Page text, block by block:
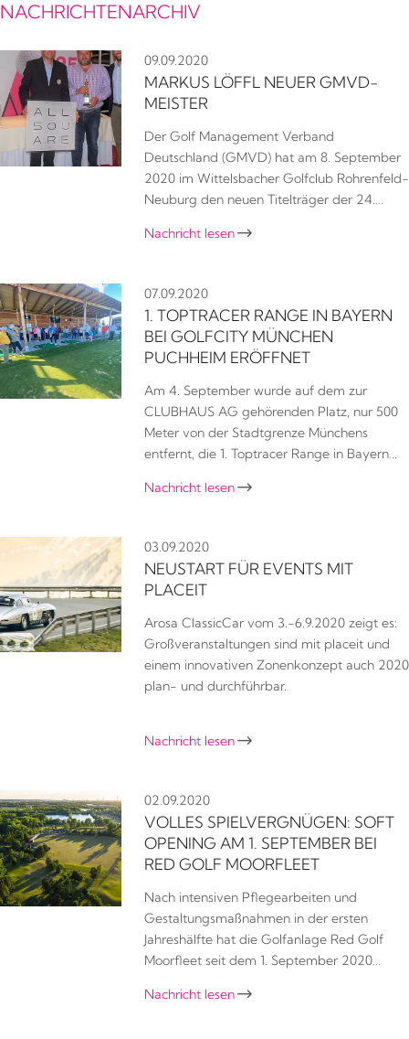
NACHRICHTENARCHIV
09.09.2020
MARKUS LÖFFL NEUER GMVD-
MEISTER
Der Golf Management Verband
Deutschland (GMVD) hat am 8. September
2020 im Wittelsbacher Golfclub Rohrenfeld-
Neuburg den neuen Titelträger der 24.…
Nachricht lesen 
07.09.2020
1. TOPTRACER RANGE IN BAYERN
BEI GOLFCITY MÜNCHEN
PUCHHEIM ERÖFFNET
Am 4. September wurde auf dem zur
CLUBHAUS AG gehörenden Platz, nur 500
Meter von der Stadtgrenze Münchens
entfernt, die 1. Toptracer Range in Bayern…
Nachricht lesen 
03.09.2020
NEUSTART FÜR EVENTS MIT
PLACEIT
Arosa ClassicCar vom 3.-6.9.2020 zeigt es:
Großveranstaltungen sind mit placeit und
einem innovativen Zonenkonzept auch 2020
plan- und durchführbar.
Nachricht lesen 
02.09.2020
VOLLES SPIELVERGNÜGEN: SOFT
OPENING AM 1. SEPTEMBER BEI
RED GOLF MOORFLEET
Nach intensiven Pflegearbeiten und
Gestaltungsmaßnahmen in der ersten
Jahreshälfte hat die Golfanlage Red Golf
Moorfleet seit dem 1. September 2020…
Nachricht lesen 